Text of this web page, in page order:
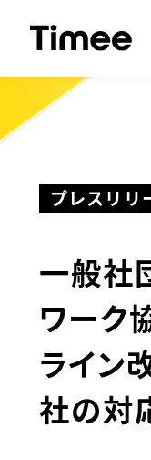
プレスリリ
一般社
ワーク
ライン
社の対